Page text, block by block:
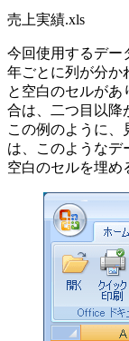
売上実績.xls
今回使用するデー
年ごとに列が分か
と空白のセルがあ
合は、二つ目以降
この例のように、
は、このようなデ
空白のセルを埋め